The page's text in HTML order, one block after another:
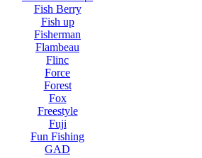
Fish Berry
Fish up
Fisherman
Flambeau
Flinc
Force
Forest
Fox
Freestyle
Fuji
Fun Fishing
GAD